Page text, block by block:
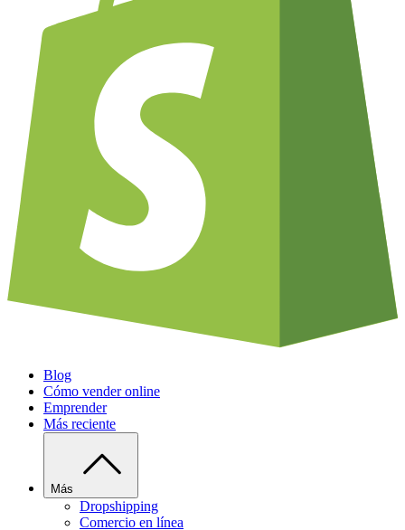
Blog
Cómo vender online
Emprender
Más reciente
Más
Dropshipping
Comercio en línea